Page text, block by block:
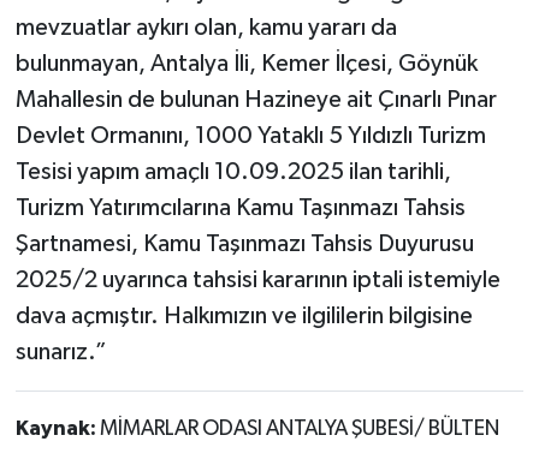
mevzuatlar aykırı olan, kamu yararı da
bulunmayan, Antalya İli, Kemer İlçesi, Göynük
Mahallesin de bulunan Hazineye ait Çınarlı Pınar
Devlet Ormanını, 1000 Yataklı 5 Yıldızlı Turizm
Tesisi yapım amaçlı 10.09.2025 ilan tarihli,
Turizm Yatırımcılarına Kamu Taşınmazı Tahsis
Şartnamesi, Kamu Taşınmazı Tahsis Duyurusu
2025/2 uyarınca tahsisi kararının iptali istemiyle
dava açmıştır. Halkımızın ve ilgililerin bilgisine
sunarız.”
Kaynak: MİMARLAR ODASI ANTALYA ŞUBESİ/ BÜLTEN